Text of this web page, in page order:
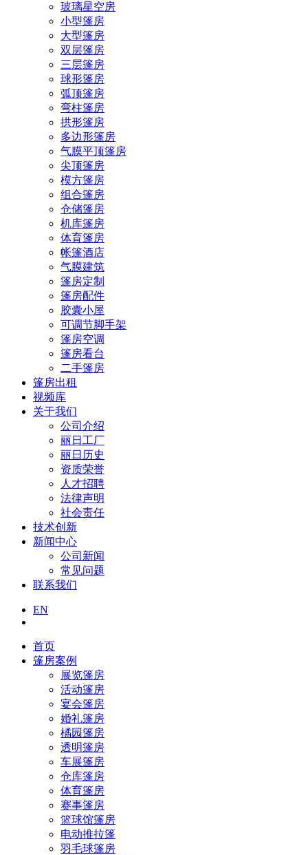
玻璃星空房
小型篷房
大型篷房
双层篷房
三层篷房
球形篷房
弧顶篷房
弯柱篷房
拱形篷房
多边形篷房
气膜平顶篷房
尖顶篷房
模方篷房
组合篷房
仓储篷房
机库篷房
体育篷房
帐篷酒店
气膜建筑
篷房定制
篷房配件
胶囊小屋
可调节脚手架
篷房空调
篷房看台
二手篷房
篷房出租
视频库
关于我们
公司介绍
丽日工厂
丽日历史
资质荣誉
人才招聘
法律声明
社会责任
技术创新
新闻中心
公司新闻
常见问题
联系我们
EN
首页
篷房案例
展览篷房
活动篷房
宴会篷房
婚礼篷房
橘园篷房
透明篷房
车展篷房
仓库篷房
体育篷房
赛事篷房
篮球馆篷房
电动推拉篷
羽毛球篷房